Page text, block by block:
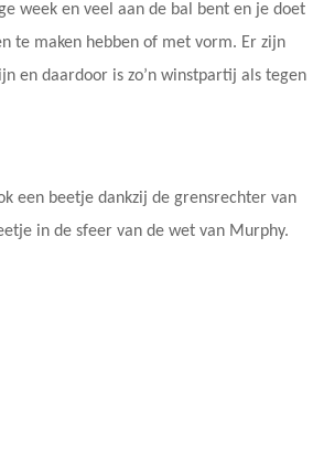
week en veel aan de bal bent en je doet
te maken hebben of met vorm. Er zijn
en daardoor is zo’n winstpartij als tegen
een beetje dankzij de grensrechter van
in de sfeer van de wet van Murphy.